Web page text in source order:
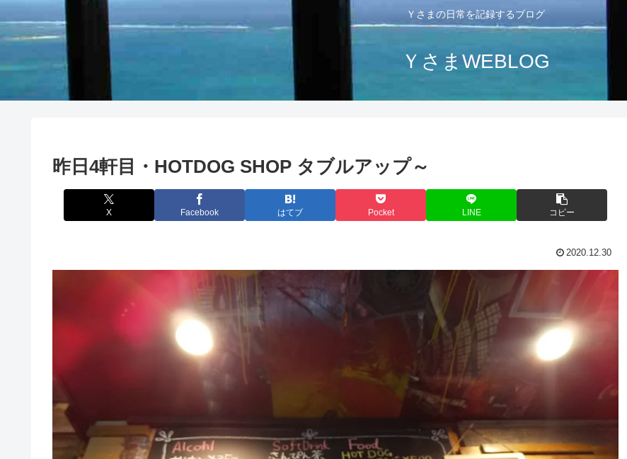
Ｙさまの日常を記録するブログ
ＹさまWEBLOG
昨日4軒目・HOTDOG SHOP タブルアップ～
X Facebook はてブ Pocket LINE コピー
2020.12.30